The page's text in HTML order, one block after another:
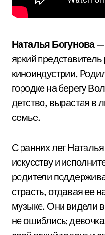
Наталья Богунова—
яркий
киноиндустрии.
городке на берегу
детство, вырастая в
семье.
С ранних лет
искусству и
родители
страсть, отдавая ее
музыке. Они видели
не ошиблись: